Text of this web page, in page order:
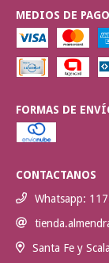
MEDIOS DE PAGO
FORMAS DE
CONTACTANOS
Whatsapp:
Santa Fe y